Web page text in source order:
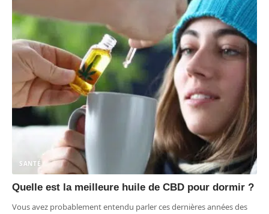
SANTÉ
Quelle est la meilleure huile de CBD pour dormir ?
Vous avez probablement entendu parler ces dernières années des